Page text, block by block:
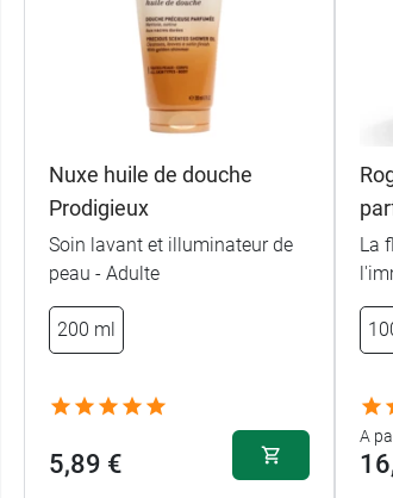
Nuxe huile de douche
Prodigieux
Soin lavant et illuminateur de
peau - Adulte
200 ml
5,89 €
La
A